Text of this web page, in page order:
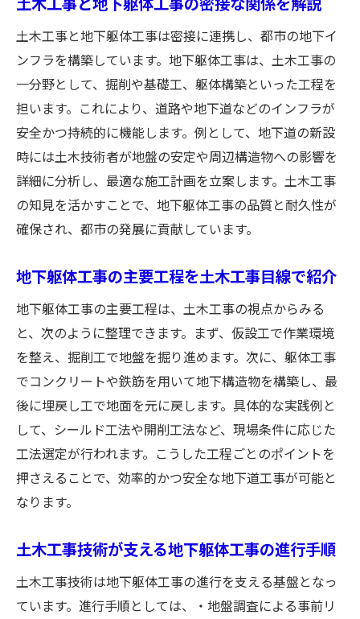
土木工事と地下躯体工事は密接に連携し、都市の地下イ
ンフラを構築しています。地下躯体工事は、土木工事の
一分野として、掘削や基礎工、躯体構築といった工程を
担います。これにより、道路や地下道などのインフラが
安全かつ持続的に機能します。例として、地下道の新設
時には土木技術者が地盤の安定や周辺構造物への影響を
詳細に分析し、最適な施工計画を立案します。土木工事
の知見を活かすことで、地下躯体工事の品質と耐久性が
確保され、都市の発展に貢献しています。
地下躯体工事の主要工程を土木工事目線で紹介
地下躯体工事の主要工程は、土木工事の視点からみる
と、次のように整理できます。まず、仮設工で作業環境
を整え、掘削工で地盤を掘り進めます。次に、躯体工事
でコンクリートや鉄筋を用いて地下構造物を構築し、最
後に埋戻し工で地面を元に戻します。具体的な実践例と
して、シールド工法や開削工法など、現場条件に応じた
工法選定が行われます。こうした工程ごとのポイントを
押さえることで、効率的かつ安全な地下道工事が可能と
なります。
土木工事技術が支える地下躯体工事の進行手順
土木工事技術は地下躯体工事の進行を支える基盤となっ
ています。進行手順としては、・地盤調査による事前リ